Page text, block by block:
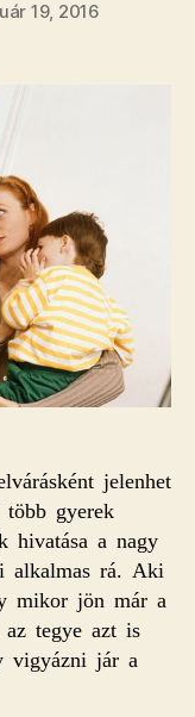
19, 2016
jelenhet
gyerek
hivatása a nagy
alkalmas rá. Aki
mikor jön már a
tegye azt is
vigyázni jár a